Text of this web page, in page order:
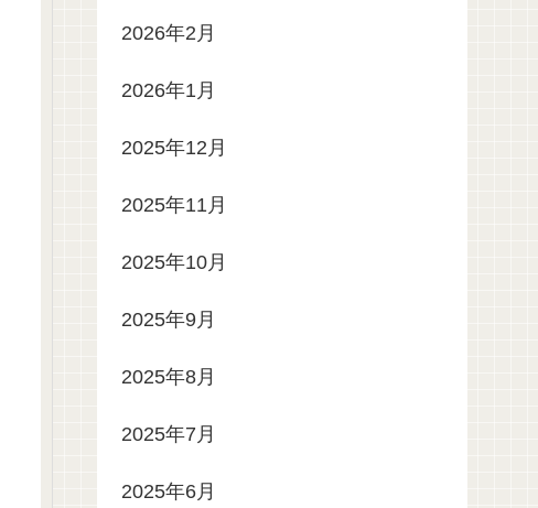
2026年2月
2026年1月
2025年12月
2025年11月
2025年10月
2025年9月
2025年8月
2025年7月
2025年6月